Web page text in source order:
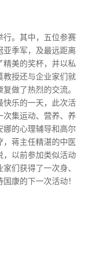
行。其中，五位参赛
亚季军，及最远距离
精美的奖杯，并以私
教授还与企业家们就
做了热烈的交流。
快乐的一天，此次活
次集运动、营养、养
娜的心理辅导和高尔
，蒋主任精湛的中医
，以前参加类似活动
们获得了一次身、
康的下一次活动！